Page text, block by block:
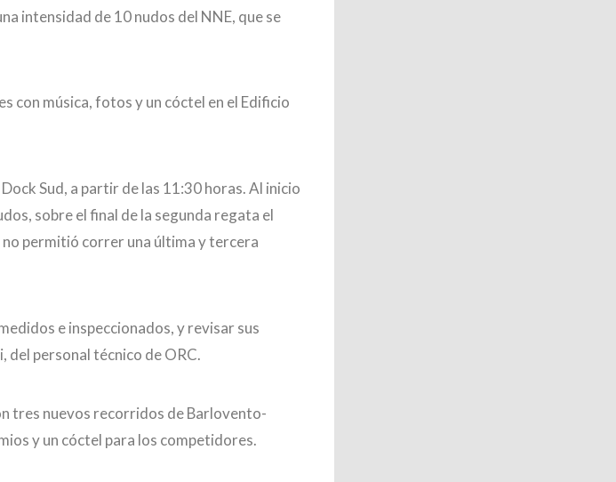
intensidad de 10 nudos del NNE, que se
con música, fotos y un cóctel en el Edificio
Sud, a partir de las 11:30 horas. Al inicio
sobre el final de la segunda regata el
permitió correr una última y tercera
e inspeccionados, y revisar sus
personal técnico de ORC.
tres nuevos recorridos de Barlovento-
y un cóctel para los competidores.